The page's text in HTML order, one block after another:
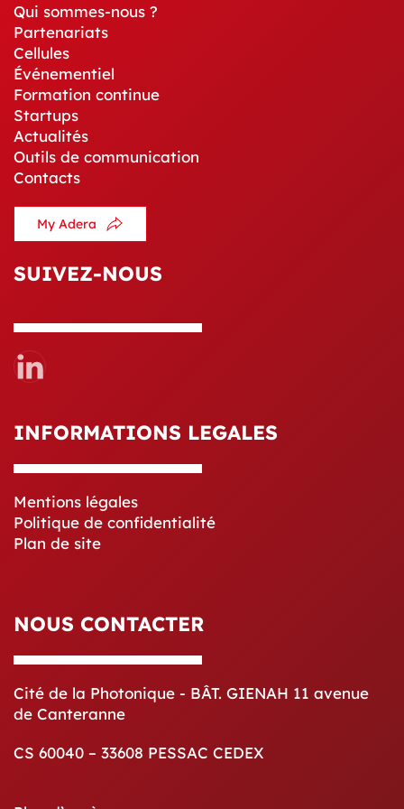
Qui sommes-nous ?
Partenariats
Cellules
Événementiel
Formation continue
Startups
Actualités
Outils de communication
Contacts
My Adera
SUIVEZ-NOUS
INFORMATIONS LEGALES
Mentions légales
Politique de confidentialité
Plan de site
NOUS CONTACTER
Cité de la Photonique - BÂT. GIENAH 11 avenue
de Canteranne
CS 60040 – 33608 PESSAC CEDEX